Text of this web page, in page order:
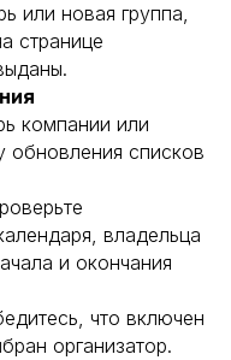
или новая группа,
странице
компании или
обновления списков
владельца
и окончания
что включен
организатор.